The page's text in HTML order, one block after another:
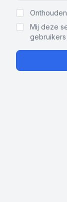
Onthouden
Mij deze
gebruikers